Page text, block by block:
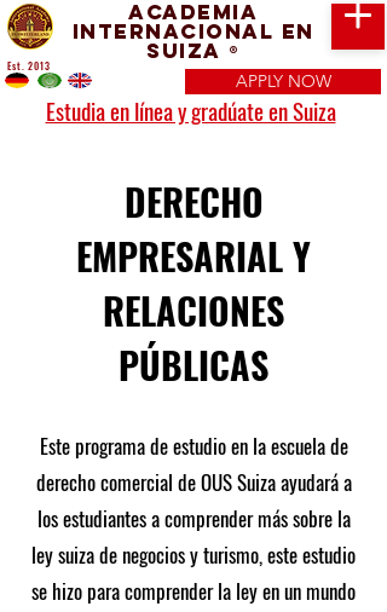
Academia
Internacional en
Suiza ®
APPLY NOW
Estudia en línea y gradúate en Suiza
Est. 2013
DERECHO
EMPRESARIAL Y
RELACIONES
PÚBLICAS
Este programa de estudio en la escuela de
derecho comercial de OUS Suiza ayudará a
los estudiantes a comprender más sobre la
ley suiza de negocios y turismo, este estudio
se hizo para comprender la ley en un mundo